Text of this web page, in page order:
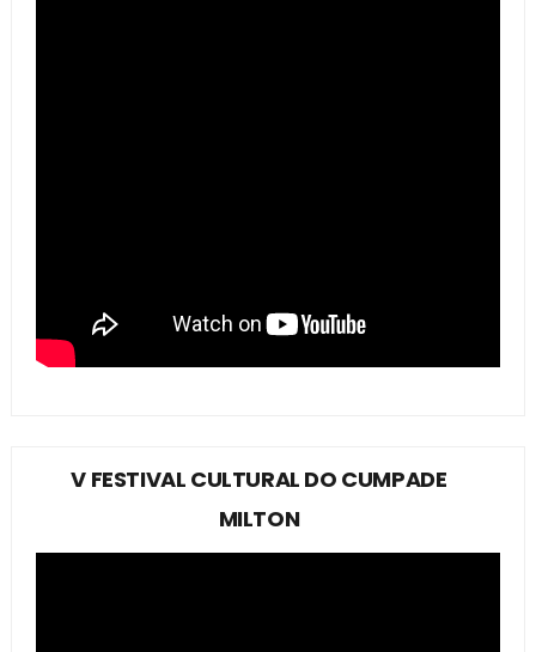
V FESTIVAL CULTURAL DO CUMPADE
MILTON